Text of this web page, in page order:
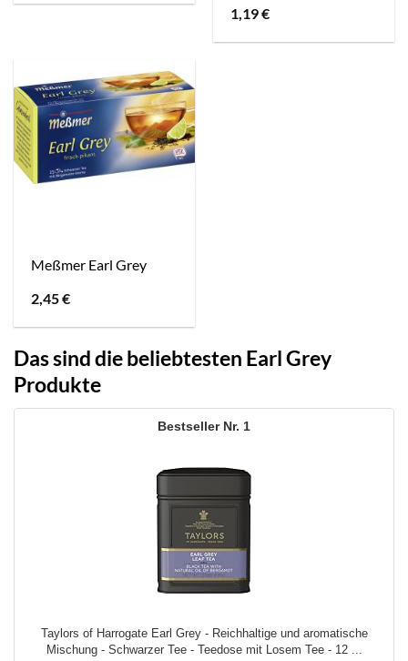
1,19€
Meßmer Earl Grey
2,45€
Das sind die beliebtesten Earl Grey
Produkte
1
Taylors of Harrogate Earl Grey - Reichhaltige und aromatische
Mischung - Schwarzer Tee - Teedose mit Losem Tee - 12 ...